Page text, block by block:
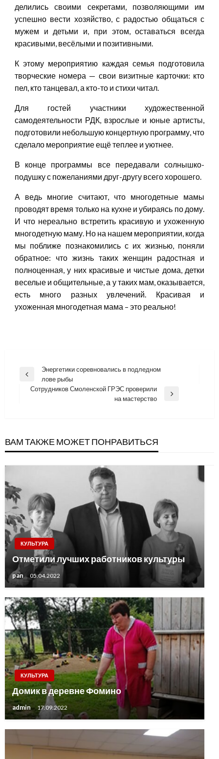
делились своими секретами, позволяющими им
успешно вести хозяйство, с радостью общаться с
мужем и детьми и, при этом, оставаться всегда
красивыми, весёлыми и позитивными.
К этому мероприятию каждая семья подготовила
творческие номера — свои визитные карточки: кто
пел, кто танцевал, а кто-то и стихи читал.
Для гостей участники художественной
самодеятельности РДК, взрослые и юные артисты,
подготовили небольшую концертную программу, что
сделало мероприятие ещё теплее и уютнее.
В конце программы все передавали солнышко-
подушку с пожеланиями друг-другу всего хорошего.
А ведь многие считают, что многодетные мамы
проводят время только на кухне и убираясь по дому.
И что нереально встретить красивую и ухоженную
многодетную маму. Но на нашем мероприятии, когда
мы поближе познакомились с их жизнью, поняли
обратное: что жизнь таких женщин радостная и
полноценная, у них красивые и чистые дома, детки
веселые и общительные, а у таких мам, оказывается,
есть много разных увлечений. Красивая и
ухоженная многодетная мама – это реально!
Навигация
Previous
Post
Энергетики соревновались в подледном
лове рыбы
Сотрудников Смоленской ГРЭС проверили
на мастерство
ВАМ ТАКЖЕ МОЖЕТ ПОНРАВИТЬСЯ
КУЛЬТУРА
Отметили лучших работников культуры
pan 05.04.2022
КУЛЬТУРА
Домик в деревне Фомино
admin 17.09.2022